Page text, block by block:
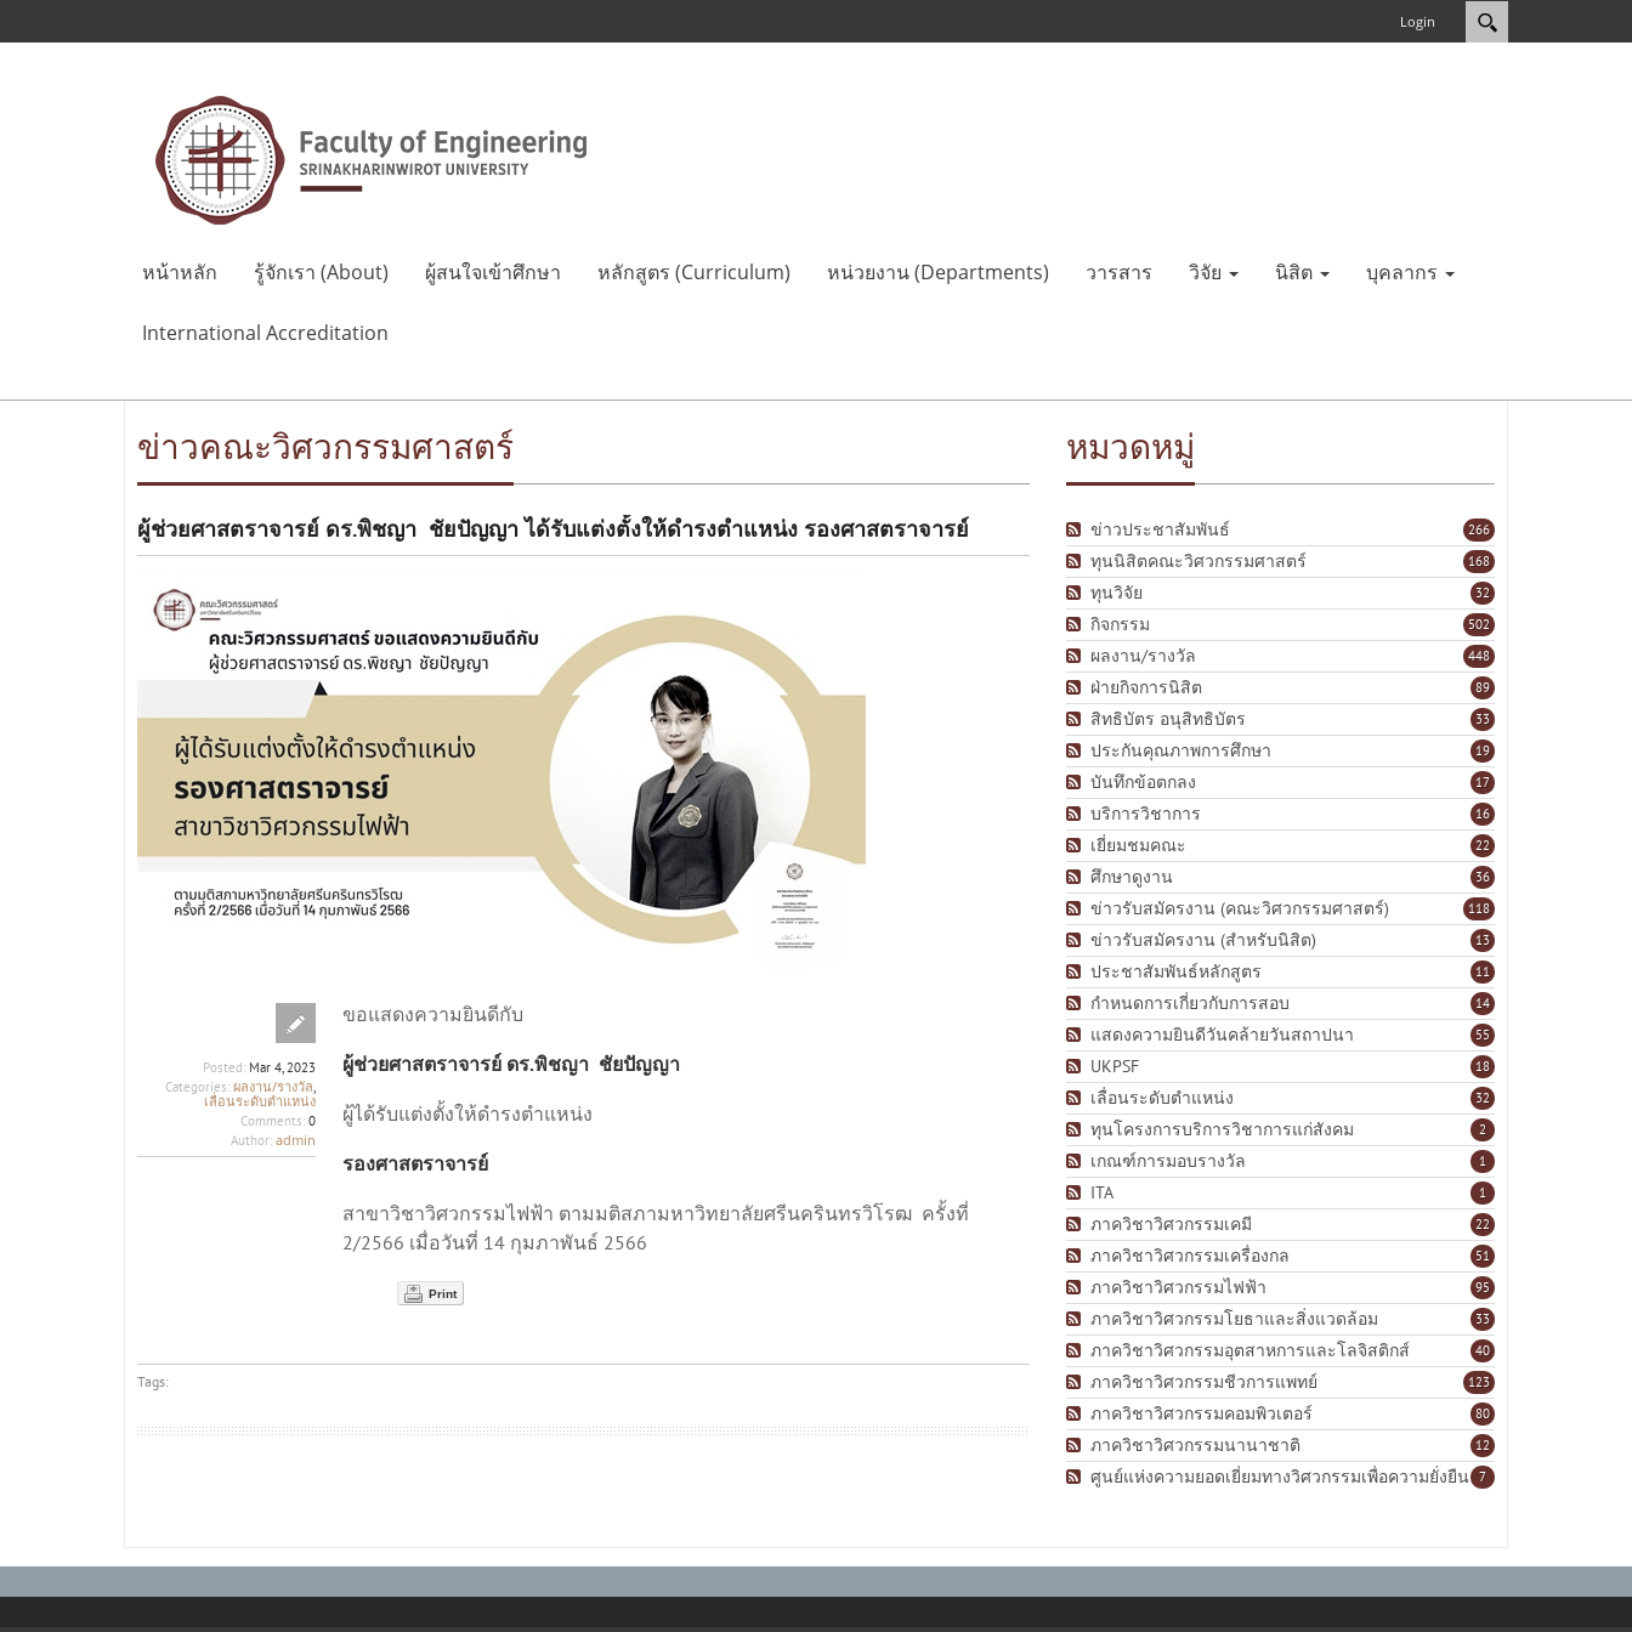
Login
หน้าหลัก รู้จักเรา (About) ผู้สนใจเข้าศึกษา หลักสูตร (Curriculum) หน่วยงาน (Departments) วารสาร วิจัย นิสิต บุคลากร
International Accreditation
ข่าวคณะวิศวกรรมศาสตร์
ผู้ช่วยศาสตราจารย์ ดร.พิชญา ชัยปัญญา ได้รับแต่งตั้งให้ดำรงตำแหน่ง รองศาสตราจารย์
Posted: Mar 4, 2023
Categories:ผลงาน/รางวัล,
เลื่อนระดับตำแหน่ง
Comments:0
Author:admin
ขอแสดงความยินดีกับ
ผู้ช่วยศาสตราจารย์ ดร.พิชญา ชัยปัญญา
ผู้ได้รับแต่งตั้งให้ดำรงตำแหน่ง
รองศาสตราจารย์
สาขาวิชาวิศวกรรมไฟฟ้า ตามมติสภามหาวิทยาลัยศรีนครินทรวิโรฒ ครั้งที่
2/2566 เมื่อวันที่ 14 กุมภาพันธ์ 2566
Print
Tags:
หมวดหมู่
266
ข่าวประชาสัมพันธ์
168
ทุนนิสิตคณะวิศวกรรมศาสตร์
32
ทุนวิจัย
502
กิจกรรม
448
ผลงาน/รางวัล
89
ฝ่ายกิจการนิสิต
33
สิทธิบัตร อนุสิทธิบัตร
19
ประกันคุณภาพการศึกษา
17
บันทึกข้อตกลง
16
บริการวิชาการ
22
เยี่ยมชมคณะ
36
ศึกษาดูงาน
118
ข่าวรับสมัครงาน (คณะวิศวกรรมศาสตร์)
13
ข่าวรับสมัครงาน (สำหรับนิสิต)
11
ประชาสัมพันธ์หลักสูตร
14
กำหนดการเกี่ยวกับการสอบ
55
แสดงความยินดีวันคล้ายวันสถาปนา
18
UKPSF
32
เลื่อนระดับตำแหน่ง
2
ทุนโครงการบริการวิชาการแก่สังคม
1
เกณฑ์การมอบรางวัล
1
ITA
22
ภาควิชาวิศวกรรมเคมี
51
ภาควิชาวิศวกรรมเครื่องกล
95
ภาควิชาวิศวกรรมไฟฟ้า
33
ภาควิชาวิศวกรรมโยธาและสิ่งแวดล้อม
40
ภาควิชาวิศวกรรมอุตสาหการและโลจิสติกส์
123
ภาควิชาวิศวกรรมชีวการแพทย์
80
ภาควิชาวิศวกรรมคอมพิวเตอร์
12
ภาควิชาวิศวกรรมนานาชาติ
7
ศูนย์แห่งความยอดเยี่ยมทางวิศวกรรมเพื่อความยั่งยืน